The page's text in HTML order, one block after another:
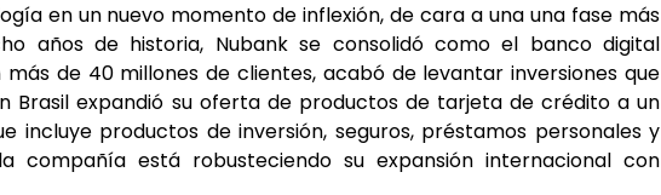
en un nuevo momento de inflexión, de cara a una una fase más
años de historia, Nubank se consolidó como el banco digital
de 40 millones de clientes, acabó de levantar inversiones que
Brasil expandió su oferta de productos de tarjeta de crédito a un
productos de inversión, seguros, préstamos personales y
compañía está robusteciendo su expansión internacional con